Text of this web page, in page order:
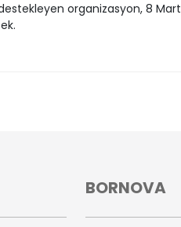
destekleyen organizasyon, 8 Mart
BORNOVA